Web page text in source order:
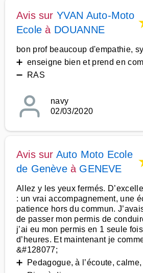
Avis sur YVAN Auto-Moto
Ecole à DOUANNE
bon prof beaucoup d'empathie,
➕ enseigne bien et prend en
➖ RAS
navy
02/03/2020
Avis sur Auto Moto Ecole
de Genèveà GENEVE
Allez y les yeux fermés.
: un vrai accompagnement, une
patience hors du commun.
de passer mon permis de
j’ai eu mon permis en 1 seule
d’heures. Et maintenant je
&#128077;
➕ Pedagogue, à l’écoute,